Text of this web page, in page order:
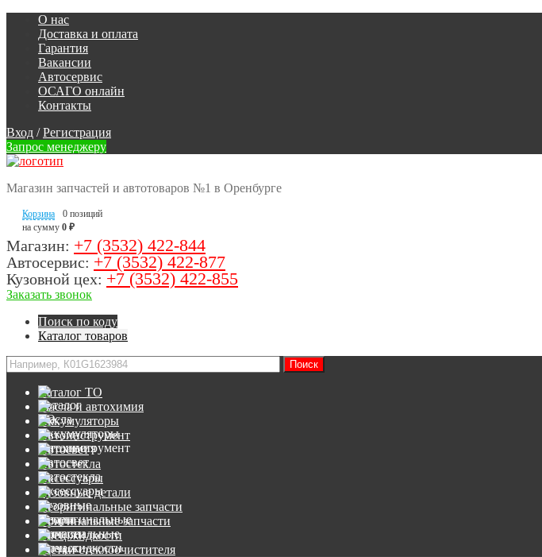
О нас
Доставка и оплата
Гарантия
Вакансии
Автосервис
ОСАГО онлайн
Контакты
Вход / Регистрация
Запрос менеджеру
Магазин запчастей и автотоваров №1 в Оренбурге
Корзина
0 позиций
на сумму 0 ₽
Магазин: +7 (3532) 422-844
Автосервис: +7 (3532) 422-877
Кузовной цех: +7 (3532) 422-855
Заказать звонок
Поиск по коду
Каталог товаров
Каталог ТО
Масла и автохимия
Аккумуляторы
Автоинструмент
Автосвет
Автостекла
Аксессуары
Кузовные детали
Неоригинальные запчасти
Оригинальные запчасти
Спец.жидкости
Щетки стеклоочистителя